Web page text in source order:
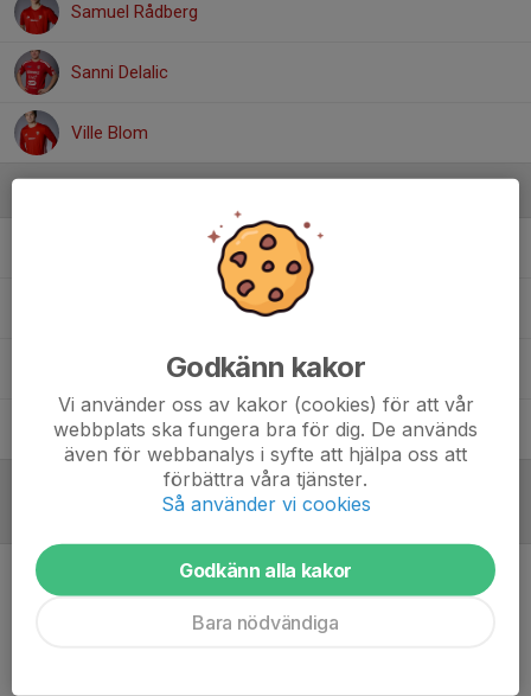
Samuel Rådberg
Sanni Delalic
Ville Blom
Assisterande tränare
Målvaktstränare
Sonny Samson-akpanHuvudansvarig Tränare
Tobias RådbergAssisterande Tränare
Inget referat skrivet
Godkänn kakor
Vi använder oss av kakor (cookies) för att vår
webbplats ska fungera bra för dig. De används
även för webbanalys i syfte att hjälpa oss att
förbättra våra tjänster.
Så använder vi cookies
Godkänn alla kakor
Bara nödvändiga